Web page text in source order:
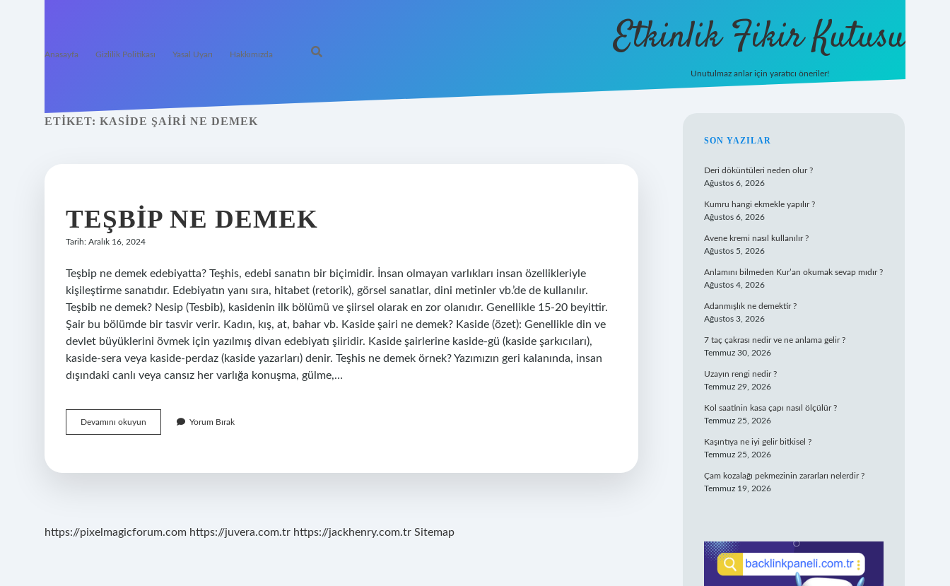
Anasayfa Gizlilik Politikası Yasal Uyarı Hakkımızda Etkinlik Fikir Kutusu
Unutulmaz anlar için yaratıcı öneriler!
ETIKET: KASIDE ŞAIRI NE DEMEK
TEŞBIP NE DEMEK
Tarih: Aralık 16, 2024
Teşbip ne demek edebiyatta? Teşhis, edebi sanatın bir biçimidir. İnsan olmayan varlıkları insan özellikleriyle
kişileştirme sanatıdır. Edebiyatın yanı sıra, hitabet (retorik), görsel sanatlar, dini metinler vb.’de de kullanılır.
Teşbib ne demek? Nesip (Tesbib), kasidenin ilk bölümü ve şiirsel olarak en zor olanıdır. Genellikle 15-20 beyittir.
Şair bu bölümde bir tasvir verir. Kadın, kış, at, bahar vb. Kaside şairi ne demek? Kaside (özet): Genellikle din ve
devlet büyüklerini övmek için yazılmış divan edebiyatı şiiridir. Kaside şairlerine kaside-gü (kaside şarkıcıları),
kaside-sera veya kaside-perdaz (kaside yazarları) denir. Teşhis ne demek örnek? Yazımızın geri kalanında, insan
dışındaki canlı veya cansız her varlığa konuşma, gülme,…
Devamını okuyun
Ne
Yorum Bırak
https://pixelmagicforum.com https://juvera.com.tr https://jackhenry.com.tr Sitemap
SIDEBAR
SON YAZILAR
Deri döküntüleri neden olur ?
Ağustos 6, 2026
Kumru hangi ekmekle yapılır ?
Ağustos 6, 2026
Avene kremi nasıl kullanılır ?
Ağustos 5, 2026
Anlamını bilmeden Kur’an okumak sevap mıdır ?
Ağustos 4, 2026
Adanmışlık ne demektir ?
Ağustos 3, 2026
7 taç çakrası nedir ve ne anlama gelir ?
Temmuz 30, 2026
Uzayın rengi nedir ?
Temmuz 29, 2026
Kol saatinin kasa çapı nasıl ölçülür ?
Temmuz 25, 2026
Kaşıntıya ne iyi gelir bitkisel ?
Temmuz 25, 2026
Çam kozalağı pekmezinin zararları nelerdir ?
Temmuz 19, 2026